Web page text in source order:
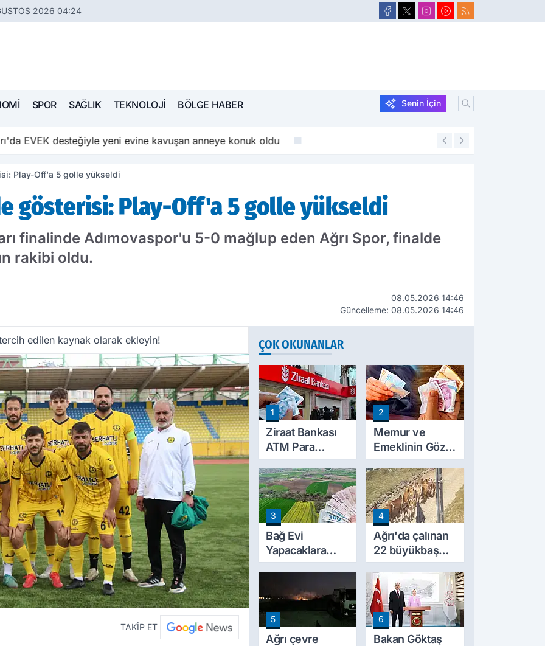
2026 04:24
SPOR SAĞLIK TEKNOLOJI BÖLGE HABER Senin İçin
EVEK desteğiyle yeni evine kavuşan anneye konuk oldu 20:07
Play-Off'a 5 golle yükseldi
gösterisi: Play-Off'a 5 golle yükseldi
finalinde Adımovaspor'u 5-0 mağlup eden Ağrı Spor, finalde
rakibi oldu.
08.05.2026 14:46
Güncelleme: 08.05.2026 14:46
edilen kaynak olarak ekleyin!
TAKİP ET
ÇOK OKUNANLAR
1
Ziraat Bankası
ATM Para
Çekme Limitini
Artırdı: Günlük
Ücretsiz Limit
30 Bin TL Oldu
2
Memur ve
Emeklinin Gözü
Ocak
Zammında: İlk
Hesaplamalar
Belli Olmaya
Başladı
3
Bağ Evi
Yapacaklara
Yeni Dönem:
Arazilerinde
Yapılaşma
Şartları Değişti
4
Ağrı'da çalınan
22 büyükbaş
hayvandan 15’i
Doğubayazıt’ta
bulundu
5
Ağrı çevre
6
Bakan Göktaş